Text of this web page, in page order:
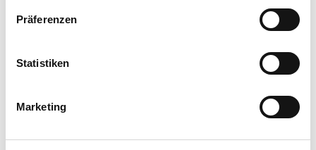
Präferenzen
Statistiken
Marketing
Ausstattung
Exterieur
Dachreling